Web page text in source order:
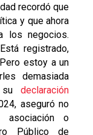
recordó que
y que ahora
los negocios.
registrado,
estoy a un
demasiada
sudeclaración
aseguró no
asociación o
Público de